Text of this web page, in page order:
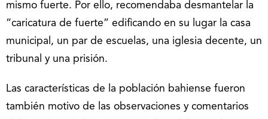
mismo fuerte. Por ello, recomendaba desmantelar la
“caricatura de fuerte” edificando en su lugar la casa
municipal, un par de escuelas, una iglesia decente, un
tribunal y una prisión.
Las características de la población bahiense fueron
también motivo de las observaciones y comentarios